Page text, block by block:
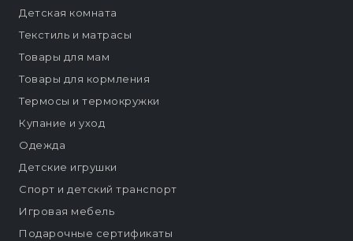
Детская комната
Текстиль и матрасы
Товары для мам
Товары для кормления
Термосы и термокружки
Купание и уход
Одежда
Детские игрушки
Спорт и детский транспорт
Игровая мебель
Подарочные сертификаты